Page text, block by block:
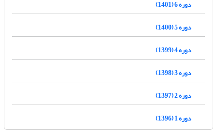
دوره 6 (1401)
دوره 5 (1400)
دوره 4 (1399)
دوره 3 (1398)
دوره 2 (1397)
دوره 1 (1396)